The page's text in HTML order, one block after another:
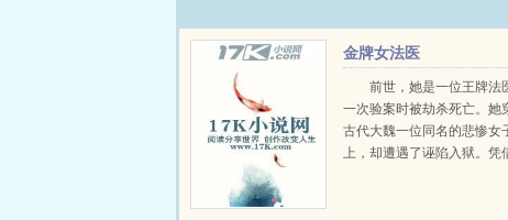
金牌女法医
前世，她是一位王牌法
一次验案时被劫杀死亡。她
古代大魏一位同名的悲惨女
上，却遭遇了诬陷入狱。凭